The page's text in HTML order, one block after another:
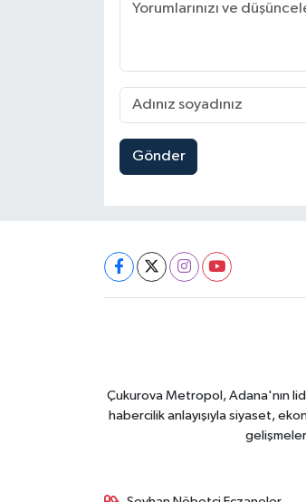
Gönder
Çukurova Metropol, Adana'nın
habercilik anlayışıyla siyaset,